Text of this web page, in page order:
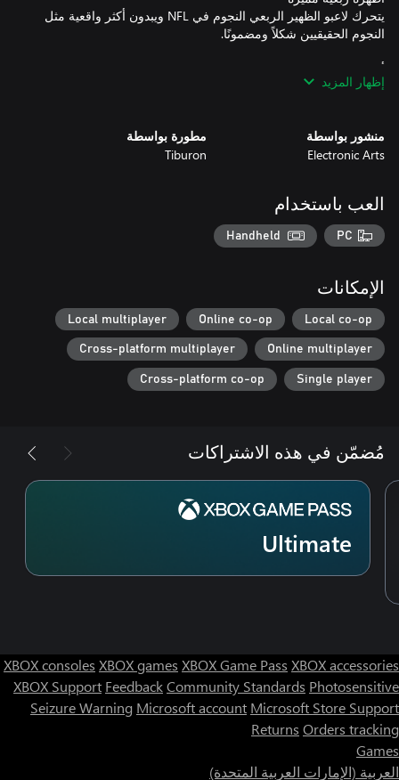
يتحرك لاعبو الظهير الربعي النجوم في NFL ويبدون أكثر واقعية مثل
استجابات وتكتيكات لعب تكيفية مبنية على توجهات التدريب الواقعية
تحديثات على تشكيلات الفرق حسب المراكز، وأدوار تمركزية جديدة
للاعبين، ونظام "Wear & Tear" لإضفاء طابع استراتيجي وتجريبي على
وفقاً لشدة ظروف الطقس، فإنه يمكن أن يغيّر مجريات اللعب بالكامل
ويعطل خطتك الأصلية للمباراة. تكيف مع التحديات الجديدة مثل الرؤية
المحدودة داخل الملعب في الثلج والضباب الكثيفين، أو الظروف
الرطبة التي ستؤثر مباشرة على حركة اللاعبين، والقدرة على التحمل،
بإتقان استراتيجية التمرير الاندفاعي مع وجود خيارات جديدة للمناورات
تشتمل هذه اللعبة على عمليات شراء اختيارية داخل اللعبة للعملة
الافتراضية التي يمكن استخدامها للحصول على العناصر الافتراضية
داخل اللعبة بما في ذلك اختيار عشوائي للعناصر الافتراضية داخل
إظهار المزيد
منشور بواسطة
Electronic Arts
مطورة بواسطة
Tiburon
العب باستخدام
PC
Handheld
الإمكانات
Local co-op
Online co-op
Local multiplayer
Online multiplayer
Cross-platform multiplayer
Single player
Cross-platform co-op
مُضمّن في هذه الاشتراكات
Ultimate
XBOX consoles XBOX games XBOX Game Pass XBOX accessories
XBOX Support FeedbackCommunity Standards Photosensitive
Seizure Warning Microsoft account Microsoft Store Support
Returns Orders tracking
Games
العربية (الإمارات العربية المتحدة)